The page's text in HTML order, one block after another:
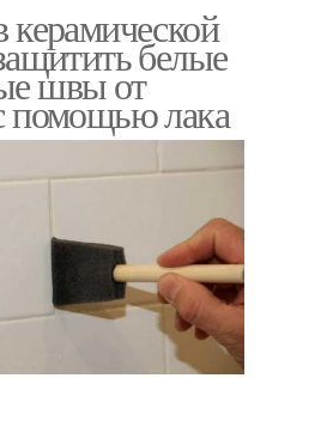
белые
швы от
помощью лака